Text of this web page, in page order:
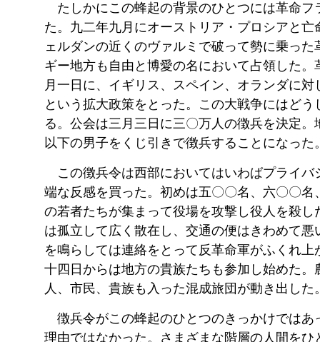
たしかにこの蜂起の背景のひとつには革命フ
た。九二年九月にオーストリア・プロシアと亡
ェルダンの近くのヴァルミで破って勢に乗った
ギー地方も自由と博愛の名において占領した。
月一日に、イギリス、スペイン、オランダに対
という拡大政策をとった。この大戦争にはどう
る。公会は三月三日に三〇万人の徴兵を決定。
以下の男子をくじ引きで徴兵することになった
この徴兵令は西部においてはいわばプライバ
端な反感を買った。初めは五〇〇名、六〇〇名
の若者たちが集まって役場を攻撃し役人を殺し
は孤立して広く散在し、交通の便はきわめて悪
を鳴らしては連絡をとって反革命軍がふくれ上
十四日からは地方の貴族たちも参加し始めた。
人、市民、貴族も入った混成旅団が動き出した
徴兵令がこの蜂起のひとつのきっかけではあ
理由ではなかった。さまざまな階層の人間をひ